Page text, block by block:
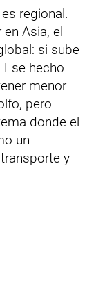
regional.
Asia, el
si sube
hecho
menor
pero
donde el
un
y